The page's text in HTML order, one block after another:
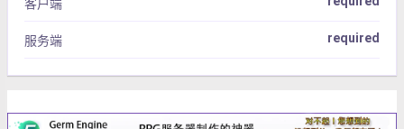
客户端
服务端 required